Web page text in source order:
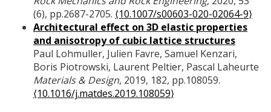
(6), pp.2687-2705. ⟨10.1007/s00603-020-02064-9⟩
Architectural effect on 3D elastic properties
and anisotropy of cubic lattice structures
Paul Lohmuller, Julien Favre, Samuel Kenzari,
Boris Piotrowski, Laurent Peltier, Pascal Laheurte
Materials & Design, 2019, 182, pp.108059.
⟨10.1016/j.matdes.2019.108059⟩